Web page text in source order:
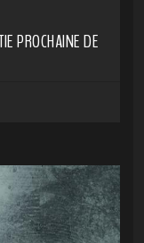
PROCHAINE DE